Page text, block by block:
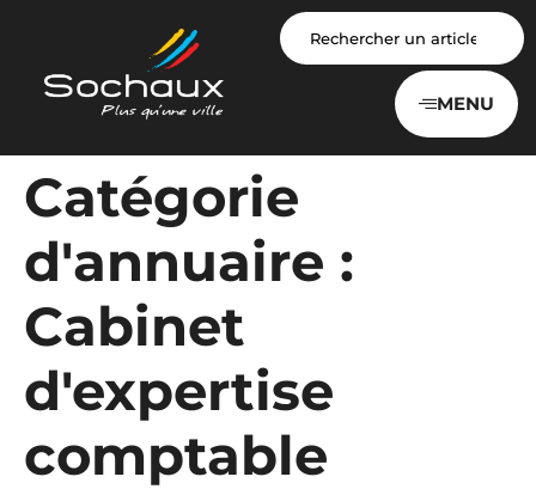
MENU
Catégorie
d'annuaire :
Cabinet
d'expertise
comptable
Panneau de gestion des cookies